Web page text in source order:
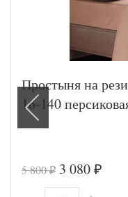
Простыня на
16-140
5 800₽ 3 080 ₽